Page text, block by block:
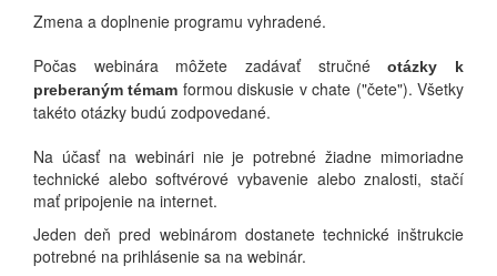
Zmena a doplnenie programu vyhradené.
Počas webinára môžete zadávať stručnéotázky k
preberaným témam formou diskusie v chate ("čete"). Všetky
takéto otázky budú zodpovedané.
Na účasť na webinári nie je potrebné žiadne mimoriadne
technické alebo softvérové vybavenie alebo znalosti, stačí
mať pripojenie na internet.
Jeden deň pred webinárom dostanete technické inštrukcie
potrebné na prihlásenie sa na webinár.